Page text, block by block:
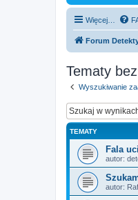
Więcej…
Forum
Tematy
Wyszukiwanie
TEMATY
Fala
autor:
autor: